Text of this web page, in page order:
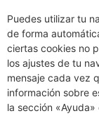
Puedes utilizar tu
de forma
ciertas cookies no
los ajustes de tu
mensaje cada vez
información sobre
la sección